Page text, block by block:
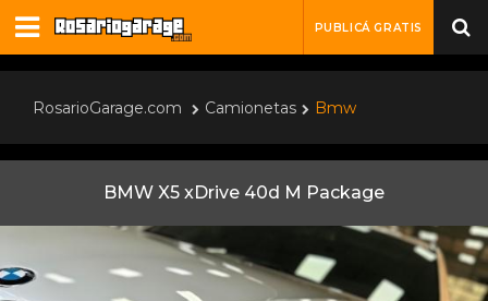
PUBLICÁ GRATIS
RosarioGarage.com Camionetas Bmw
BMW X5 xDrive 40d M Package